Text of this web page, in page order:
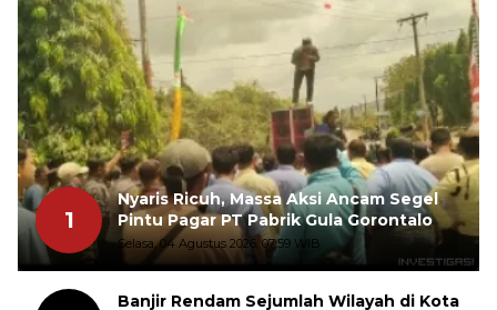
1
Nyaris Ricuh, Massa Aksi Ancam Segel
Pintu Pagar PT Pabrik Gula Gorontalo
Selasa, 04 Agustus 2026, 07:59 WIB
Banjir Rendam Sejumlah Wilayah di Kota